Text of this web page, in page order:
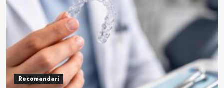
Recomandari